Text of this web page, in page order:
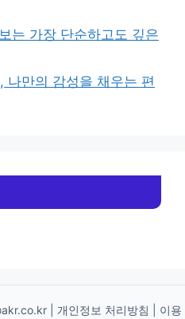
는 가장 단순하고도 깊은
나만의 감성을 채우는 편
개인정보 처리방침 이용